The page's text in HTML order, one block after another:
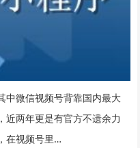
中微信视频号背靠国内最大
近两年更是有官方不遗余力
在视频号里…